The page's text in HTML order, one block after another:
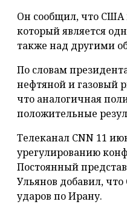
Он сообщил, что США
который является
также над другими
По словам
нефтяной и газовый
что аналогичная
положительные
Телеканал CNN 11
урегулированию
Постоянный
Ульянов добавил,
ударов по Ирану.